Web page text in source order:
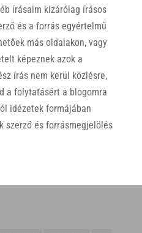
írásaim kizárólag írásos
és a forrás egyértelmű
más oldalakon, vagy
képeznek azok a
írás nem kerül közlésre,
a folytatásért a blogomra
idézetek formájában
szerző és forrásmegjelölés